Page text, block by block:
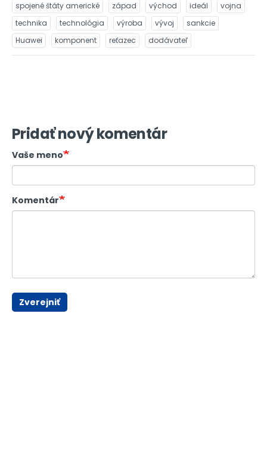
spojené štáty americké
západ východ ideál
vojna
technika
technológia výroba vývoj
sankcie
Huawei
komponent reťazec dodávateľ
Pridať nový komentár
Vaše meno
Komentár
Zverejniť